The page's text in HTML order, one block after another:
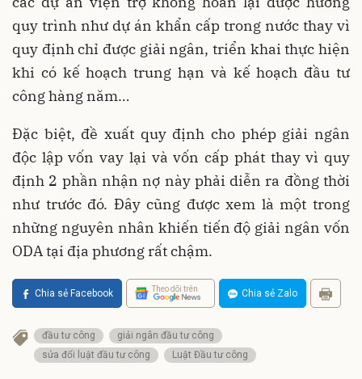
quy trình như dự án khẩn cấp trong nước thay vì
quy định chỉ được giải ngân, triển khai thực hiện
khi có kế hoạch trung hạn và kế hoạch đầu tư
công hàng năm…
Đặc biệt, đề xuất quy định cho phép giải ngân
độc lập vốn vay lại và vốn cấp phát thay vì quy
định 2 phần nhận nợ này phải diễn ra đồng thời
như trước đó. Đây cũng được xem là một trong
những nguyên nhân khiến tiến độ giải ngân vốn
ODA tại địa phương rất chậm.
Chia sẻ Facebook Theo dõi trên Chia sẻ Zalo
đầu tư công
giải ngân đầu tư công
sửa đổi luật đầu tư công
Luật Đầu tư công